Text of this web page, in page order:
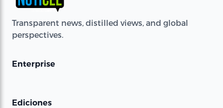
Transparent news, distilled views, and global
perspectives.
Enterprise
Ediciones